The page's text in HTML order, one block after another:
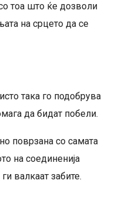
тоа што ќе дозволи
на срцето да се
така го подобрува
да бидат побели.
поврзана со самата
на соединенија
валкаат забите.